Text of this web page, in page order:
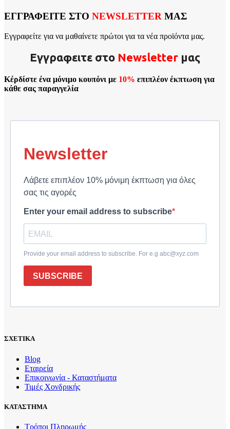
ΕΓΓΡΑΦΕΙΤΕ ΣΤΟ NEWSLETTER ΜΑΣ
Εγγραφείτε για να μαθαίνετε πρώτοι για τα νέα προϊόντα μας.
Εγγραφειτε στο Νewsletter μας
Κέρδίστε ένα μόνιμο κουπόνι με 10% επιπλέον έκπτωση για
κάθε σας παραγγελία
Newsletter
Λάβετε επιπλέον 10% μόνιμη έκπτωση για όλες
σας τις αγορές
Enter your email address to subscribe
Provide your email address to subscribe. For e.g abc@xyz.com
SUBSCRIBE
ΣΧΕΤΙΚΑ
Blog
Εταιρεία
Επικοινωνία - Καταστήματα
Τιμές Χονδρικής
ΚΑΤΑΣΤΗΜΑ
Τρόποι Πληρωμής